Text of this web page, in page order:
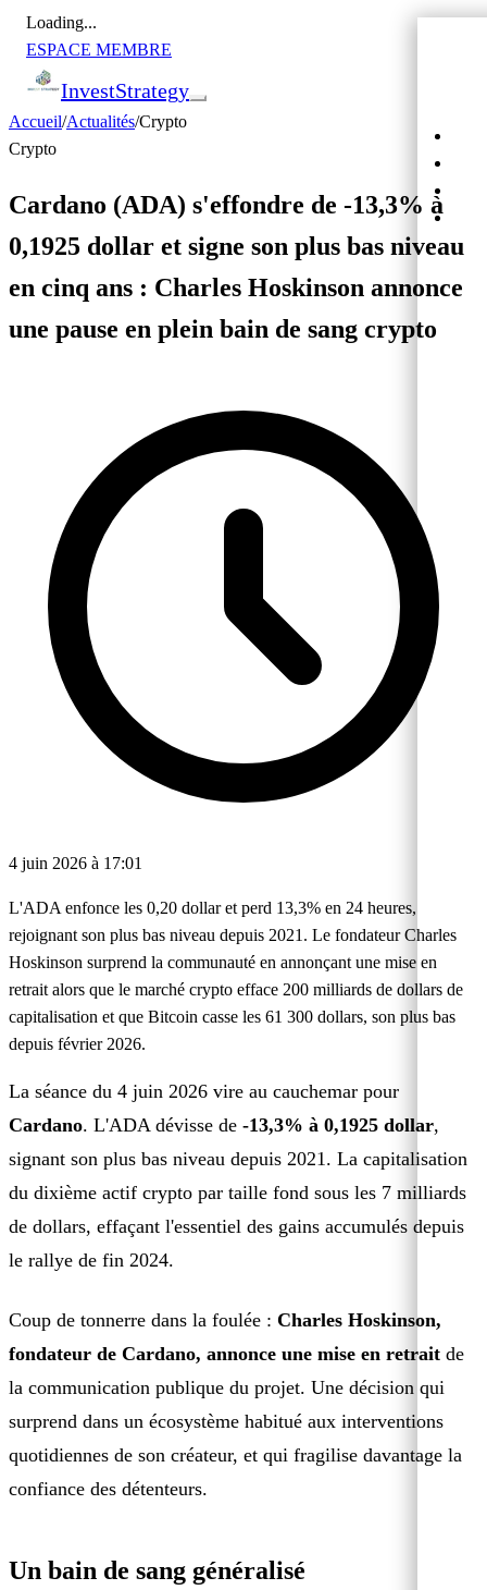
Loading...
ESPACE MEMBRE
InvestStrategy
Accueil/Actualités/Crypto
Crypto
Cardano (ADA) s'effondre de -13,3% à
0,1925 dollar et signe son plus bas niveau
en cinq ans : Charles Hoskinson annonce
une pause en plein bain de sang crypto
4 juin 2026 à 17:01
L'ADA enfonce les 0,20 dollar et perd 13,3% en 24 heures,
rejoignant son plus bas niveau depuis 2021. Le fondateur Charles
Hoskinson surprend la communauté en annonçant une mise en
retrait alors que le marché crypto efface 200 milliards de dollars de
capitalisation et que Bitcoin casse les 61 300 dollars, son plus bas
depuis février 2026.
La séance du 4 juin 2026 vire au cauchemar pour
Cardano. L'ADA dévisse de -13,3% à 0,1925 dollar,
signant son plus bas niveau depuis 2021. La capitalisation
du dixième actif crypto par taille fond sous les 7 milliards
de dollars, effaçant l'essentiel des gains accumulés depuis
le rallye de fin 2024.
Coup de tonnerre dans la foulée : Charles Hoskinson,
fondateur de Cardano, annonce une mise en retrait de
la communication publique du projet. Une décision qui
surprend dans un écosystème habitué aux interventions
quotidiennes de son créateur, et qui fragilise davantage la
confiance des détenteurs.
Un bain de sang généralisé